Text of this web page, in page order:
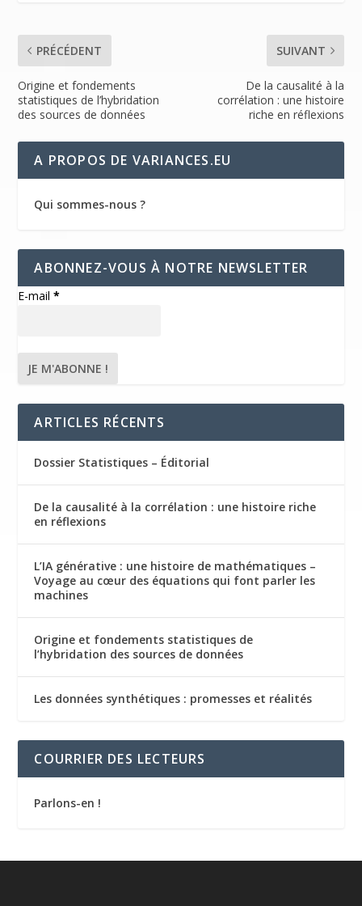
PRÉCÉDENT
Origine et fondements
statistiques de l’hybridation
des sources de données
SUIVANT
De la causalité à la
corrélation : une histoire
riche en réflexions
A PROPOS DE VARIANCES.EU
Qui sommes-nous ?
ABONNEZ-VOUS À NOTRE NEWSLETTER
E-mail*
ARTICLES RÉCENTS
Dossier Statistiques – Éditorial
De la causalité à la corrélation : une histoire riche
en réflexions
L’IA générative : une histoire de mathématiques –
Voyage au cœur des équations qui font parler les
machines
Origine et fondements statistiques de
l’hybridation des sources de données
Les données synthétiques : promesses et réalités
COURRIER DES LECTEURS
Parlons-en !